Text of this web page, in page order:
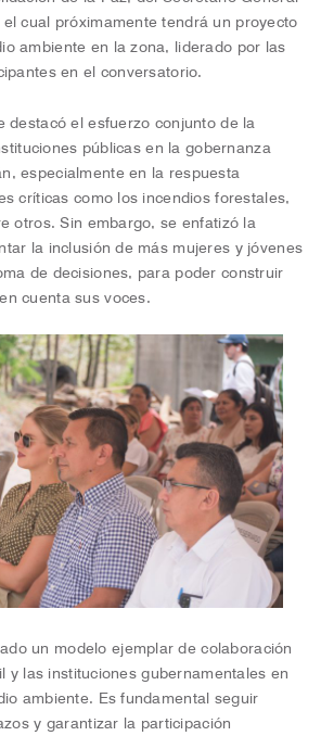
el cual próximamente tendrá un proyecto
ambiente en la zona, liderado por las
en el conversatorio.
destacó el esfuerzo conjunto de la
públicas en la gobernanza
especialmente en la respuesta
críticas como los incendios forestales,
otros. Sin embargo, se enfatizó la
la inclusión de más mujeres y jóvenes
de decisiones, para poder construir
cuenta sus voces.
un modelo ejemplar de colaboración
y las instituciones gubernamentales en
ambiente. Es fundamental seguir
y garantizar la participación